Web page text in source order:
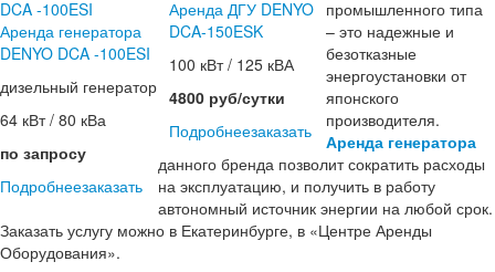
Аренда генератора
DENYO DCA -100ESI
дизельный генератор
64 кВт / 80 кВа
по запросу
Подробнеезаказать
Аренда ДГУ DENYO
DCA-150ESK
100 кВт / 125 кВА
4800 руб/сутки
Подробнеезаказать
промышленного типа
– это надежные и
безотказные
энергоустановки от
японского
производителя.
Аренда генератора
данного бренда позволит сократить расходы
на эксплуатацию, и получить в работу
автономный источник энергии на любой срок.
Заказать услугу можно в Екатеринбурге, в «Центре Аренды
Оборудования».